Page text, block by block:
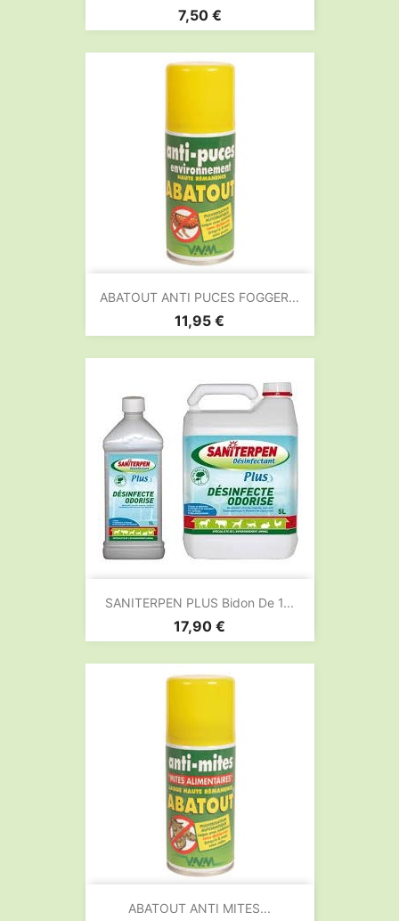
Prix
7,50 €
ABATOUT ANTI PUCES FOGGER...
Prix
11,95 €
SANITERPEN PLUS Bidon De 1...
Prix
17,90 €
ABATOUT ANTI MITES...